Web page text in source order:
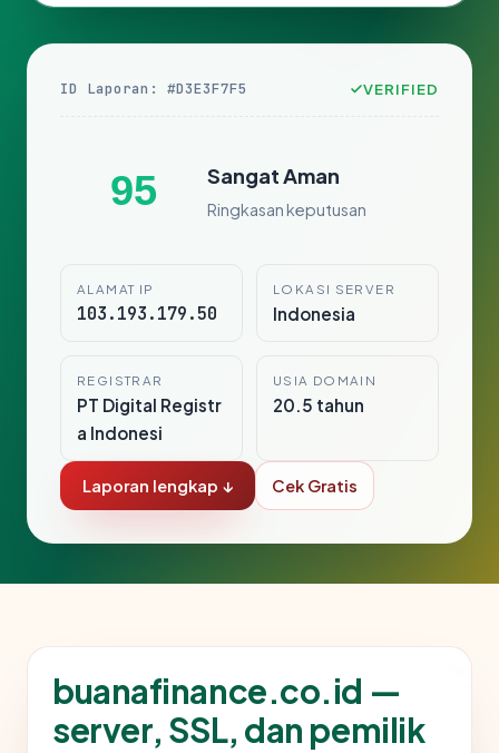
ID Laporan: #D3E3F7F5 VERIFIED
95 Sangat Aman
Ringkasan keputusan
ALAMAT IP
103.193.179.50
LOKASI SERVER
Indonesia
REGISTRAR
PT Digital Registr
a Indonesi
USIA DOMAIN
20.5 tahun
Laporan lengkap ↓ Cek Gratis
buanafinance.co.id —
server, SSL, dan pemilik